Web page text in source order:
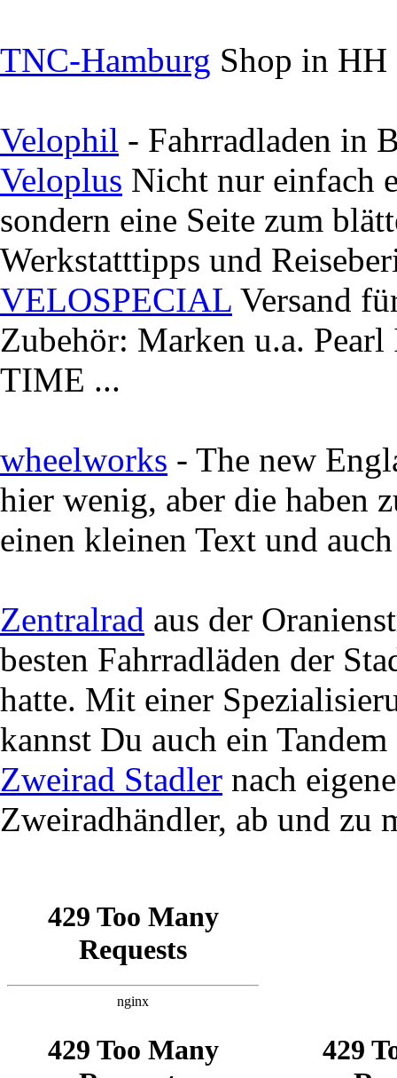
TNC-Hamburg Shop in HH
Velophil - Fahrradladen in
Veloplus Nicht nur einfach
sondern eine Seite zum
Werkstatttipps und
VELOSPECIAL Versand
Zubehör: Marken u.a.
TIME ...
wheelworks - The new
hier wenig, aber die haben
einen kleinen Text und
Zentralrad aus der
besten Fahrradläden der
hatte. Mit einer
kannst Du auch ein
Zweirad Stadler nach
Zweiradhändler, ab und zu